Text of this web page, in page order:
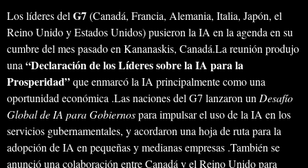
Los líderes del G7(Canadá, Francia, Alemania, Italia, Japón, el
Reino Unido y Estados Unidos) pusieron la IA en la agenda en su
cumbre del mes pasado en Kananaskis, Canadá.La reunión produjo
una “Declaración de los Líderes sobre la IA para la
Prosperidad”que enmarcó la IA principalmente como una
oportunidad económica .Las naciones del G7 lanzaron un Desafío
Global de IA para Gobiernospara impulsar el uso de la IA en los
servicios gubernamentales, y acordaron una hoja de ruta para la
adopción de IA en pequeñas y medianas empresas .También se
anunció una colaboración entre Canadá y el Reino Unido para